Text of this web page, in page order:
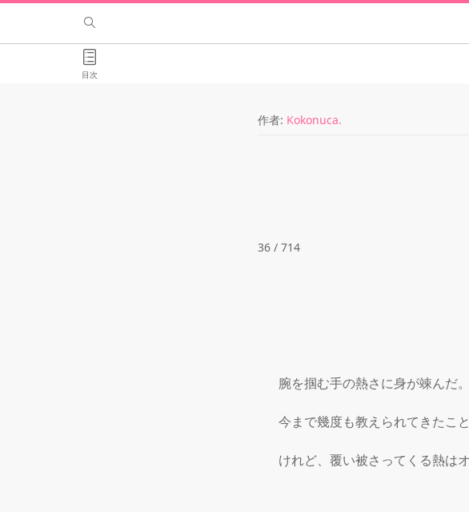
目次
作者: Kokonuca.
36 / 714
腕を掴む手の熱さに身が竦んだ。
今まで幾度も教えられてきたこ
けれど、覆い被さってくる熱は